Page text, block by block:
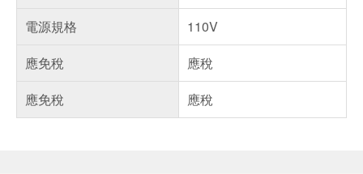
電源規格
110V
應免稅
應稅
應免稅
應稅